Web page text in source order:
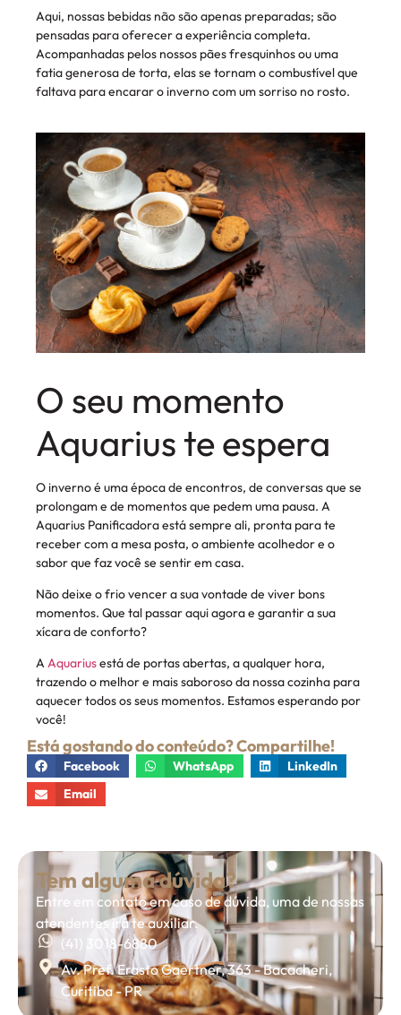
Aqui, nossas bebidas não são apenas preparadas; são
pensadas para oferecer a experiência completa.
Acompanhadas pelos nossos pães fresquinhos ou uma
fatia generosa de torta, elas se tornam o combustível que
faltava para encarar o inverno com um sorriso no rosto.
O seu momento
Aquarius te espera
O inverno é uma época de encontros, de conversas que se
prolongam e de momentos que pedem uma pausa. A
Aquarius Panificadora está sempre ali, pronta para te
receber com a mesa posta, o ambiente acolhedor e o
sabor que faz você se sentir em casa.
Não deixe o frio vencer a sua vontade de viver bons
momentos. Que tal passar aqui agora e garantir a sua
xícara de conforto?
AAquariusestá de portas abertas, a qualquer hora,
trazendo o melhor e mais saboroso da nossa cozinha para
aquecer todos os seus momentos. Estamos esperando por
você!
Está gostando do conteúdo? Compartilhe!
Facebook WhatsApp
LinkedIn
Email
Tem alguma dúvida?
Entre em contato em caso de dúvida, uma de nossas
atendentes irá te auxiliar.
(41) 3018-6880
Av. Pref. Erasto Gaertner, 363 - Bacacheri,
Curitiba - PR